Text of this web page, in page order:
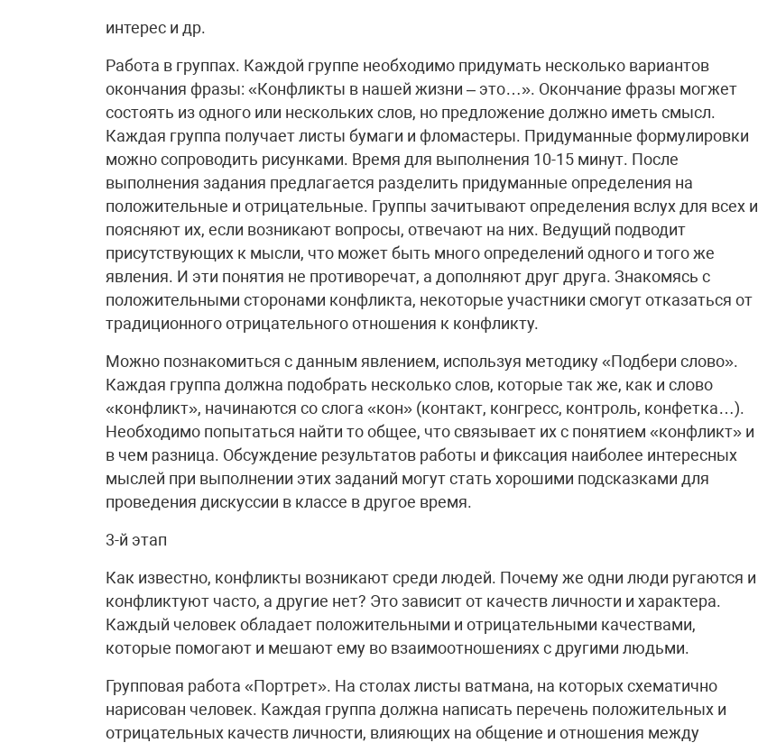
интерес и др.
Работа в группах. Каждой группе необходимо придумать несколько вариантов
окончания фразы: «Конфликты в нашей жизни – это…». Окончание фразы могжет
состоять из одного или нескольких слов, но предложение должно иметь смысл.
Каждая группа получает листы бумаги и фломастеры. Придуманные формулировки
можно сопроводить рисунками. Время для выполнения 10-15 минут. После
выполнения задания предлагается разделить придуманные определения на
положительные и отрицательные. Группы зачитывают определения вслух для всех и
поясняют их, если возникают вопросы, отвечают на них. Ведущий подводит
присутствующих к мысли, что может быть много определений одного и того же
явления. И эти понятия не противоречат, а дополняют друг друга. Знакомясь с
положительными сторонами конфликта, некоторые участники смогут отказаться от
традиционного отрицательного отношения к конфликту.
Можно познакомиться с данным явлением, используя методику «Подбери слово».
Каждая группа должна подобрать несколько слов, которые так же, как и слово
«конфликт», начинаются со слога «кон» (контакт, конгресс, контроль, конфетка…).
Необходимо попытаться найти то общее, что связывает их с понятием «конфликт» и
в чем разница. Обсуждение результатов работы и фиксация наиболее интересных
мыслей при выполнении этих заданий могут стать хорошими подсказками для
проведения дискуссии в классе в другое время.
3-й этап
Как известно, конфликты возникают среди людей. Почему же одни люди ругаются и
конфликтуют часто, а другие нет? Это зависит от качеств личности и характера.
Каждый человек обладает положительными и отрицательными качествами,
которые помогают и мешают ему во взаимоотношениях с другими людьми.
Групповая работа «Портрет». На столах листы ватмана, на которых схематично
нарисован человек. Каждая группа должна написать перечень положительных и
отрицательных качеств личности, влияющих на общение и отношения между